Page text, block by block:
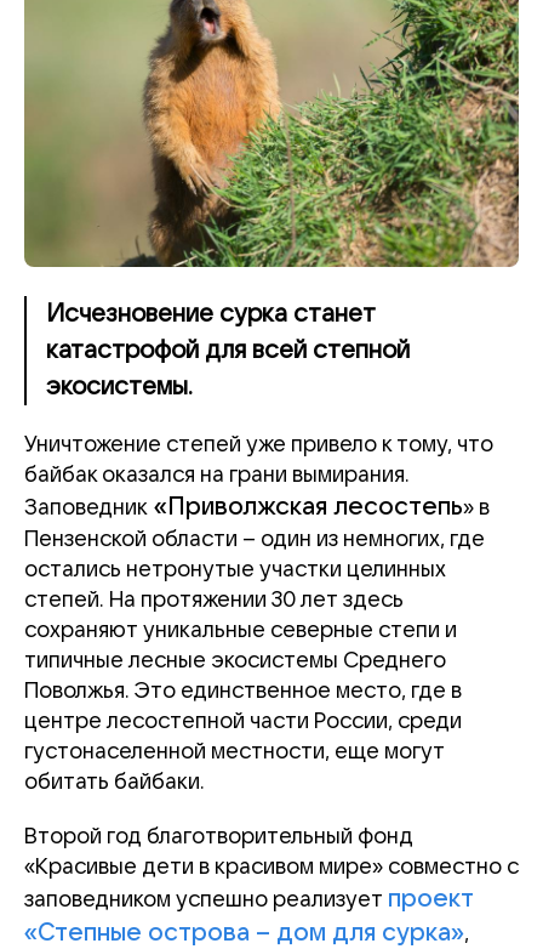
Исчезновение сурка станет
катастрофой для всей степной
экосистемы.
Уничтожение степей уже привело к тому, что
байбак оказался на грани вымирания.
Заповедник «Приволжская лесостепь» в
Пензенской области – один из немногих, где
остались нетронутые участки целинных
степей. На протяжении 30 лет здесь
сохраняют уникальные северные степи и
типичные лесные экосистемы Среднего
Поволжья. Это единственное место, где в
центре лесостепной части России, среди
густонаселенной местности, еще могут
обитать байбаки.
Второй год благотворительный фонд
«Красивые дети в красивом мире» совместно с
заповедником успешно реализует проект
«Степные острова – дом для сурка»,